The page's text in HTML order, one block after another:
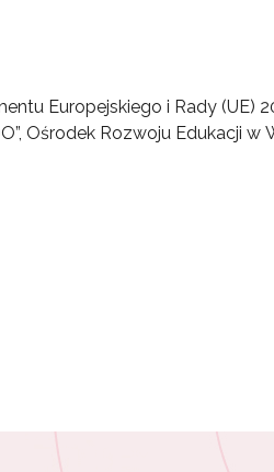
Europejskiego i Rady (UE)
Ośrodek Rozwoju Edukacji w